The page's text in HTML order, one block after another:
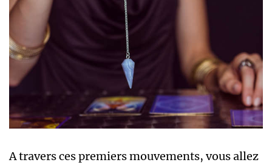
A travers ces premiers mouvements, vous allez